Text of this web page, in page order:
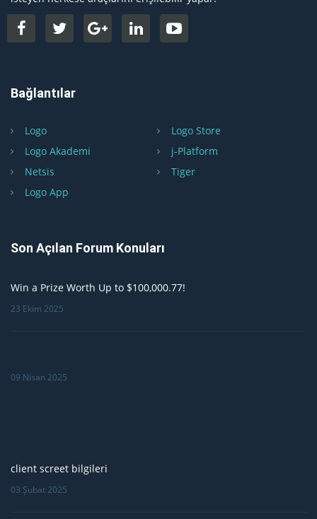
Bağlantılar
Logo
Logo Store
Logo Akademi
j-Platform
Netsis
Tiger
Logo App
Son Açılan Forum Konuları
Win a Prize Worth Up to $100,000.77!
23 Ekim 2025
09 Nisan 2025
client screet bilgileri
03 Şubat 2025